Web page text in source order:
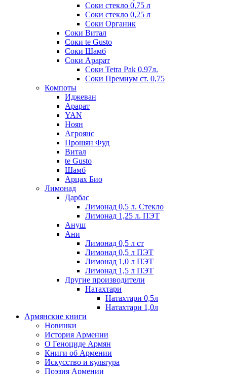
Соки стекло 0,75 л
Соки стекло 0,25 л
Соки Органик
Соки Витал
Соки te Gusto
Соки Шамб
Соки Арарат
Соки Tetra Pak 0,97л.
Соки Премиум ст. 0,75
Компоты
Иджеван
Арарат
YAN
Ноян
Агроянс
Прошян Фуд
Витал
te Gusto
Шамб
Арцах Био
Лимонад
Дарбас
Лимонад 0,5 л. Стекло
Лимонад 1,25 л. ПЭТ
Ануш
Ани
Лимонад 0,5 л ст
Лимонад 0,5 л ПЭТ
Лимонад 1,0 л ПЭТ
Лимонад 1,5 л ПЭТ
Другие производители
Натахтари
Натахтари 0,5л
Натахтари 1,0л
Армянские книги
Новинки
История Армении
О Геноциде Армян
Книги об Армении
Иcкусство и культура
Поэзия Армении